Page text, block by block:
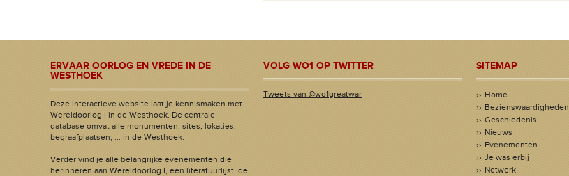
ERVAAR OORLOG EN VREDE IN DE
WESTHOEK
Deze interactieve website laat je kennismaken met
Wereldoorlog I in de Westhoek. De centrale
database omvat alle monumenten, sites, lokaties,
begraafplaatsen, ... in de Westhoek.
Verder vind je alle belangrijke evenementen die
herinneren aan Wereldoorlog I, een literatuurlijst, de
VOLG WO1 OP TWITTER
Tweets van @wo1greatwar
SITEMAP
Home
Bezienswaardigheden
Geschiedenis
Nieuws
Evenementen
Je was erbij
Netwerk